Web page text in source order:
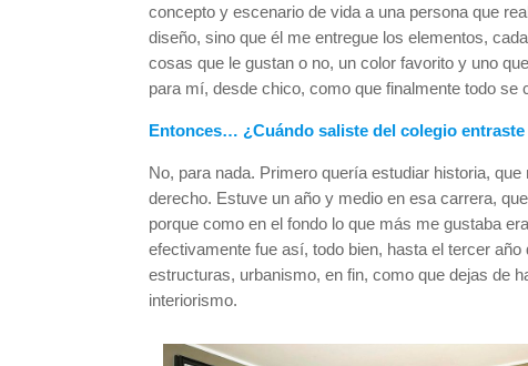
concepto y escenario de vida a una persona que
diseño, sino que él me entregue los elementos,
cosas que le gustan o no, un color favorito y uno
para mí, desde chico, como que finalmente todo se
Entonces… ¿Cuándo saliste del colegio
No, para nada. Primero quería estudiar historia,
derecho. Estuve un año y medio en esa carrera,
porque como en el fondo lo que más me gustaba
efectivamente fue así, todo bien, hasta el tercer
estructuras, urbanismo, en fin, como que dejas de
interiorismo.